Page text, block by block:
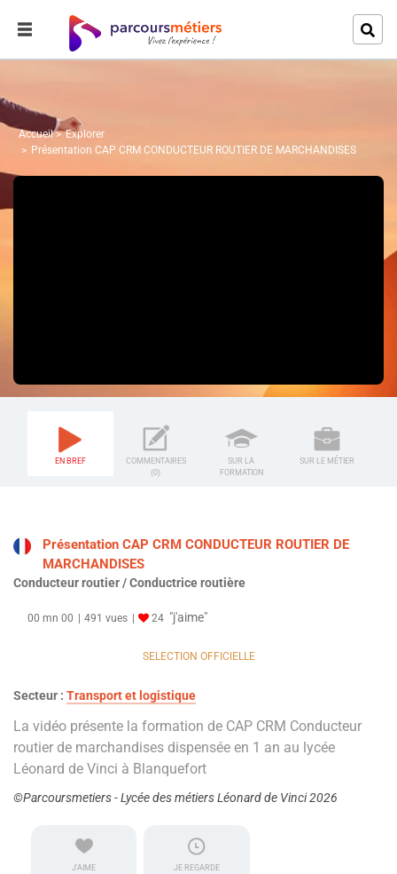
Accueil
Explorer
Présentation CAP CRM CONDUCTEUR ROUTIER DE MARCHANDISES
EN BREF
COMMENTAIRES
(0)
SUR LA
FORMATION
SUR LE MÉTIER
Présentation CAP CRM CONDUCTEUR ROUTIER DE
MARCHANDISES
Conducteur routier / Conductrice routière
00 mn 00 491 vues 24 "j'aime"
SELECTION OFFICIELLE
Secteur : Transport et logistique
La vidéo présente la formation de CAP CRM Conducteur
routier de marchandises dispensée en 1 an au lycée
Léonard de Vinci à Blanquefort
©Parcoursmetiers - Lycée des métiers Léonard de Vinci 2026
J'AIME
JE REGARDE